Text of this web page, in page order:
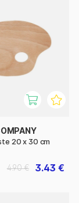
20 x 30 cm
3.43 €
4.90 €